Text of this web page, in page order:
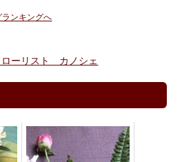
ンキングへ
ーリスト カノシェ